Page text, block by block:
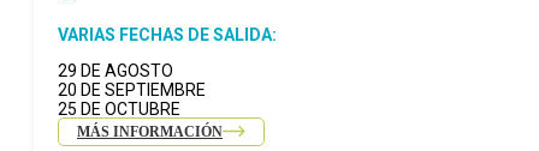
VARIAS FECHAS DE SALIDA:
29 DE AGOSTO
20 DE SEPTIEMBRE
25 DE OCTUBRE
MÁS INFORMACIÓN